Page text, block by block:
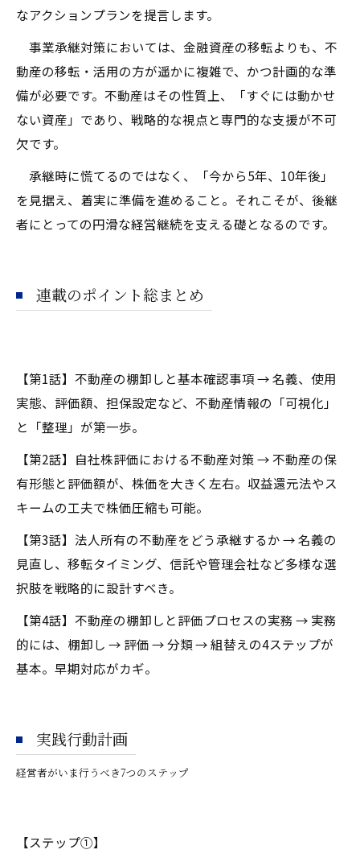
なアクションプランを提言します。
事業承継対策においては、金融資産の移転よりも、不
動産の移転・活用の方が遥かに複雑で、かつ計画的な準
備が必要です。不動産はその性質上、「すぐには動かせ
ない資産」であり、戦略的な視点と専門的な支援が不可
欠です。
承継時に慌てるのではなく、「今から5年、10年後」
を見据え、着実に準備を進めること。それこそが、後継
者にとっての円滑な経営継続を支える礎となるのです。
連載のポイント総まとめ
【第1話】不動産の棚卸しと基本確認事項 → 名義、使用
実態、評価額、担保設定など、不動産情報の「可視化」
と「整理」が第一歩。
【第2話】自社株評価における不動産対策 → 不動産の保
有形態と評価額が、株価を大きく左右。収益還元法やス
キームの工夫で株価圧縮も可能。
【第3話】法人所有の不動産をどう承継するか → 名義の
見直し、移転タイミング、信託や管理会社など多様な選
択肢を戦略的に設計すべき。
【第4話】不動産の棚卸しと評価プロセスの実務 → 実務
的には、棚卸し → 評価 → 分類 → 組替えの4ステップが
基本。早期対応がカギ。
実践行動計画
経営者がいま行うべき7つのステップ
【ステップ①】